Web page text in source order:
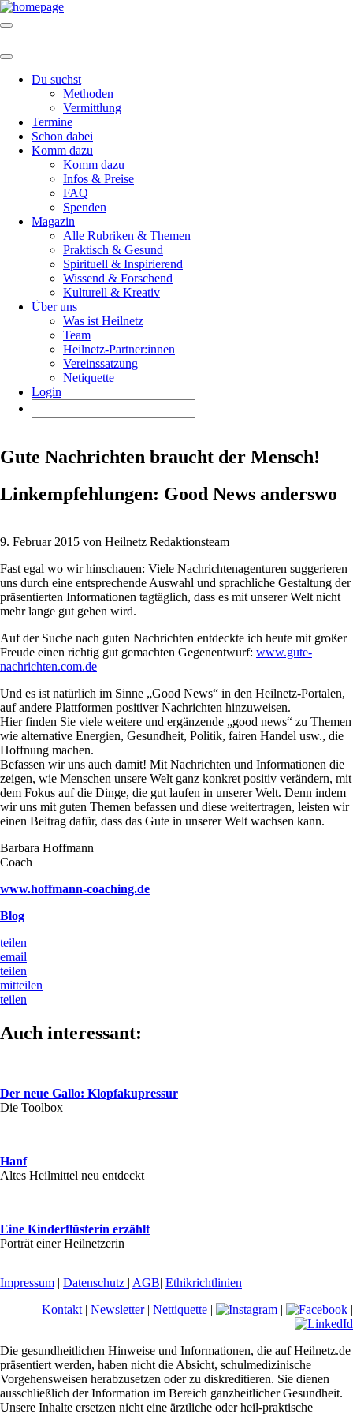
Du suchst
Methoden
Vermittlung
Termine
Schon dabei
Komm dazu
Komm dazu
Infos & Preise
FAQ
Spenden
Magazin
Alle Rubriken & Themen
Praktisch & Gesund
Spirituell & Inspirierend
Wissend & Forschend
Kulturell & Kreativ
Über uns
Was ist Heilnetz
Team
Heilnetz-Partner:innen
Vereinssatzung
Netiquette
Login
Gute Nachrichten braucht der Mensch!
Linkempfehlungen: Good News anderswo
9. Februar 2015 von Heilnetz Redaktionsteam
Fast egal wo wir hinschauen: Viele Nachrichtenagenturen suggerieren
uns durch eine entsprechende Auswahl und sprachliche Gestaltung der
präsentierten Informationen tagtäglich, dass es mit unserer Welt nicht
mehr lange gut gehen wird.
Auf der Suche nach guten Nachrichten entdeckte ich heute mit großer
Freude einen richtig gut gemachten Gegenentwurf: www.gute-
nachrichten.com.de
Und es ist natürlich im Sinne „Good News“ in den Heilnetz-Portalen,
auf andere Plattformen positiver Nachrichten hinzuweisen.
Hier finden Sie viele weitere und ergänzende „good news“ zu Themen
wie alternative Energien, Gesundheit, Politik, fairen Handel usw., die
Hoffnung machen.
Befassen wir uns auch damit! Mit Nachrichten und Informationen die
zeigen, wie Menschen unsere Welt ganz konkret positiv verändern, mit
dem Fokus auf die Dinge, die gut laufen in unserer Welt. Denn indem
wir uns mit guten Themen befassen und diese weitertragen, leisten wir
einen Beitrag dafür, dass das Gute in unserer Welt wachsen kann.
Barbara Hoffmann
Coach
www.hoffmann-coaching.de
Blog
teilen
email
teilen
mitteilen
teilen
Auch interessant:
Der neue Gallo: Klopfakupressur
Die Toolbox
Hanf
Altes Heilmittel neu entdeckt
Eine Kinderflüsterin erzählt
Porträt einer Heilnetzerin
Impressum | Datenschutz | AGB| Ethikrichtlinien
Kontakt | Newsletter | Nettiquette | | |
Die gesundheitlichen Hinweise und Informationen, die auf Heilnetz.de
präsentiert werden, haben nicht die Absicht, schulmedizinische
Vorgehensweisen herabzusetzen oder zu diskreditieren. Sie dienen
ausschließlich der Information im Bereich ganzheitlicher Gesundheit.
Unsere Inhalte ersetzen nicht eine ärztliche oder heil-praktische